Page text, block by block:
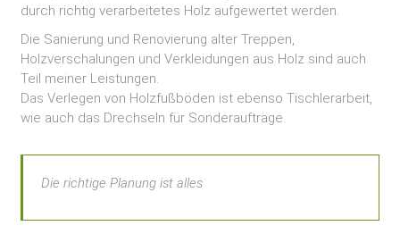
durch richtig verarbeitetes Holz aufgewertet werden.
Die Sanierung und Renovierung alter Treppen,
Holzverschalungen und Verkleidungen aus Holz sind auch
Teil meiner Leistungen.
Das Verlegen von Holzfußböden ist ebenso Tischlerarbeit,
wie auch das Drechseln für Sonderaufträge.
Die richtige Planung ist alles